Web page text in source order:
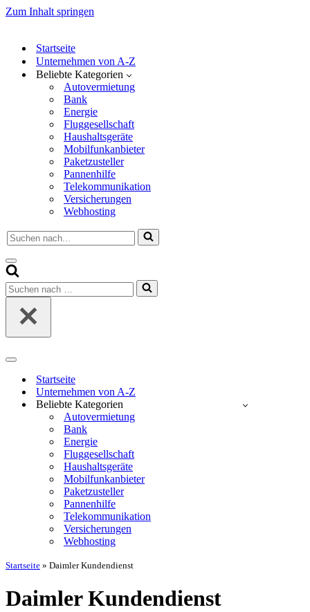
Zum Inhalt springen
Startseite
Unternehmen von A-Z
Beliebte Kategorien
Autovermietung
Bank
Energie
Fluggesellschaft
Haushaltsgeräte
Mobilfunkanbieter
Paketzusteller
Pannenhilfe
Telekommunikation
Versicherungen
Webhosting
Suchen
nach …
Navigationsmenü
Suchen
nach …
Navigationsmenü
Startseite
Unternehmen von A-Z
Beliebte Kategorien
Autovermietung
Bank
Energie
Fluggesellschaft
Haushaltsgeräte
Mobilfunkanbieter
Paketzusteller
Pannenhilfe
Telekommunikation
Versicherungen
Webhosting
Startseite » Daimler Kundendienst
Daimler Kundendienst